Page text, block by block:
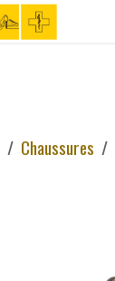
Chaussures